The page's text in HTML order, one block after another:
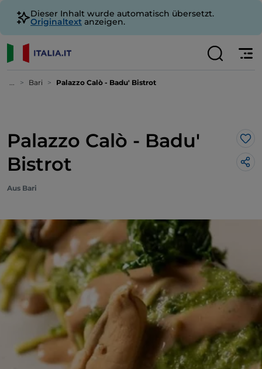
Dieser Inhalt wurde automatisch übersetzt.
Originaltext anzeigen.
... Bari Palazzo Calò - Badu' Bistrot
Palazzo Calò - Badu'
Bistrot
Aus Bari